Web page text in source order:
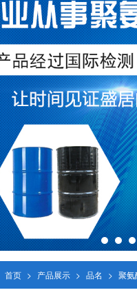
首页 > 产品展示 > 品名 > 聚氨